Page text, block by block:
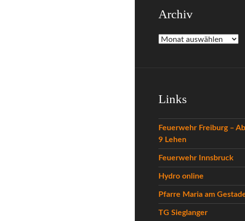
Archiv
Archiv
Links
Feuerwehr Freiburg –
9 Lehen
Feuerwehr Innsbruck
Hydro online
Pfarre Maria am
TG Sieglanger